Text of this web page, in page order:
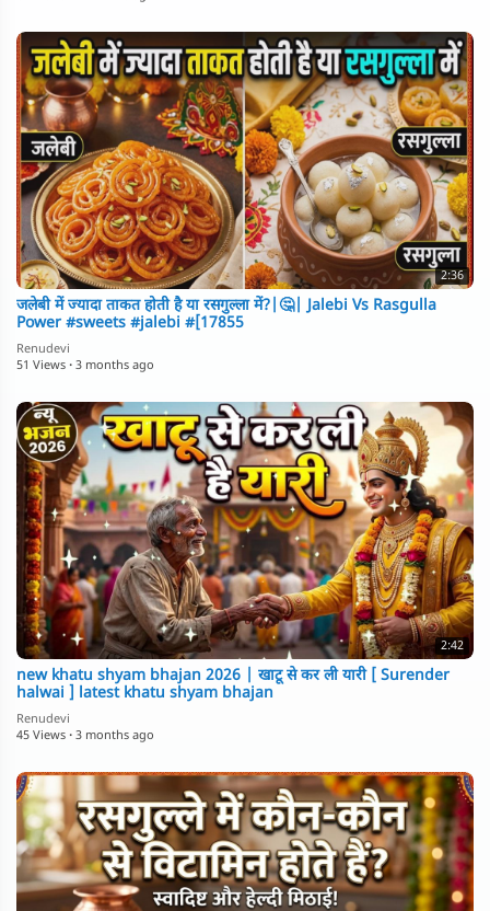
2:36
जलेबी में ज्यादा ताकत होती है या रसगुल्ला में?|🤔| Jalebi Vs Rasgulla
Power #sweets #jalebi #[17855
Renudevi
51 Views · 3 months ago
2:42
new khatu shyam bhajan 2026 | खाटू से कर ली यारी [ Surender
halwai ] latest khatu shyam bhajan
Renudevi
45 Views · 3 months ago